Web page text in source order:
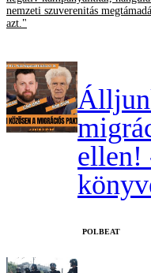
nemzeti szuverenitás
azt."
ellen!
‎POLBEAT